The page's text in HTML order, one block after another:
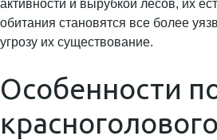
активности и вырубкой лесов, их
обитания становятся все более
угрозу их существование.
Особенности
красноголового